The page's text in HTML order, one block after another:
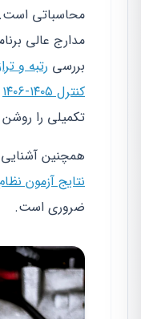
محاسباتی است.
مدارج عالی
بررسی رتبه و
کنترل ۱۴۰۵-۱۴۰۶
تکمیلی را
همچنین آشنایی
نتایج آزمون
ضروری است.